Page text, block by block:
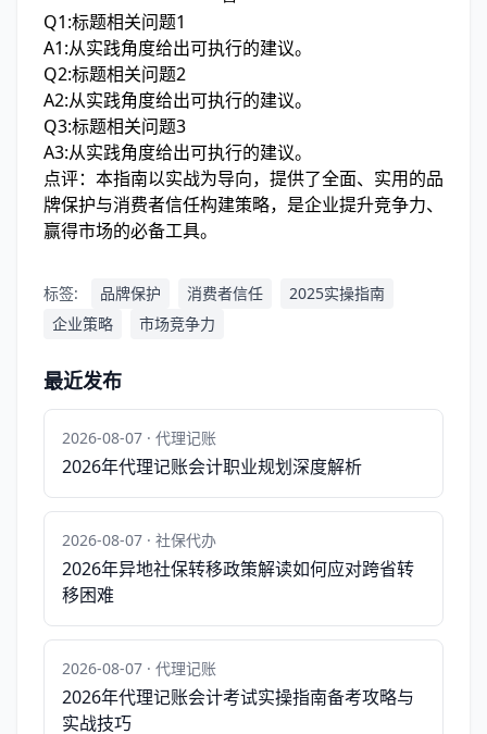
Q1:标题相关问题1
A1:从实践角度给出可执行的建议。
Q2:标题相关问题2
A2:从实践角度给出可执行的建议。
Q3:标题相关问题3
A3:从实践角度给出可执行的建议。
点评：本指南以实战为导向，提供了全面、实用的品
牌保护与消费者信任构建策略，是企业提升竞争力、
赢得市场的必备工具。
标签: 品牌保护 消费者信任
2025实操指南
企业策略
市场竞争力
最近发布
2026-08-07 · 代理记账
2026年代理记账会计职业规划深度解析
2026-08-07 · 社保代办
2026年异地社保转移政策解读如何应对跨省转
移困难
2026-08-07 · 代理记账
2026年代理记账会计考试实操指南备考攻略与
实战技巧